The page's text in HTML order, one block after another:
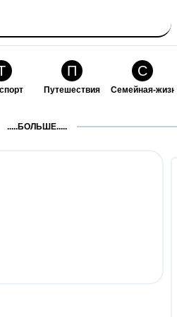
П
Путешествия
С
Семейная-жизнь
.....БОЛЬШЕ.....